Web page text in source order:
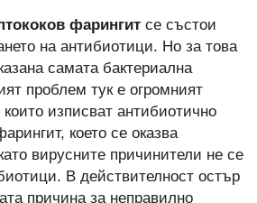
фарингит се състои
на антибиотици. Но за това
самата бактериална
проблем тук е огромният
изписват антибиотично
което се оказва
вирусните причинители не се
В действителност остър
причина за неправилно